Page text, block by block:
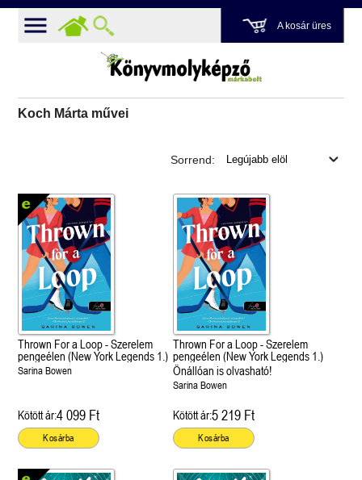
A kosár üres
Koch Márta művei
Sorrend:
Thrown For a Loop - Szerelem
pengeélen (New York Legends 1.)
Sarina Bowen
Kötött ár:4 099 Ft
Kosárba
Thrown For a Loop - Szerelem
pengeélen (New York Legends 1.)
Önállóan is olvasható!
Sarina Bowen
Kötött ár:5 219 Ft
Kosárba